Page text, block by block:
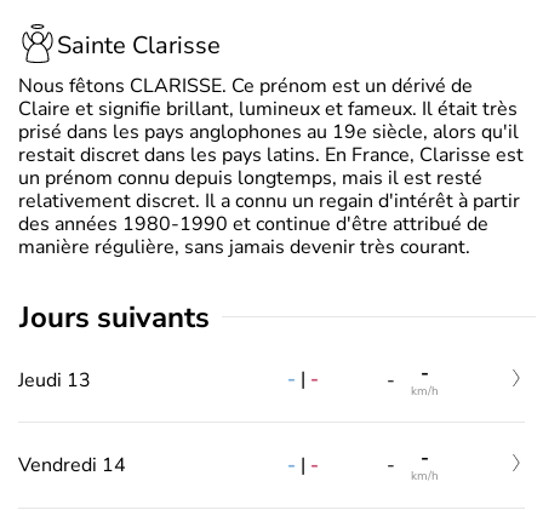
Sainte Clarisse
Nous fêtons CLARISSE. Ce prénom est un dérivé de
Claire et signifie brillant, lumineux et fameux. Il était très
prisé dans les pays anglophones au 19e siècle, alors qu'il
restait discret dans les pays latins. En France, Clarisse est
un prénom connu depuis longtemps, mais il est resté
relativement discret. Il a connu un regain d'intérêt à partir
des années 1980-1990 et continue d'être attribué de
manière régulière, sans jamais devenir très courant.
jours suivants
Jeudi 13 - | - - -
km/h
Vendredi 14 - | - - -
km/h